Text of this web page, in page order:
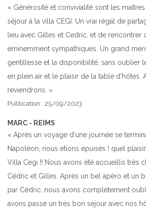
« Générosité et convivialité sont les
séjour à la villa CEGI. Un vrai régal de
lieu avec Gilles et Cedric, et de rencontrer
éminemment sympathiques. Un grand
gentillesse et la disponibilité, sans oublier
en plein air et le plaisir de la table d’hôtes.
reviendrons. »
Publication : 25/09/2023
MARC - REIMS
« Après un voyage d'une journée se
Napoléon, nous étions épuisés ! quel
Villa Cegi !! Nous avons été accueillis très
Cédric et Gilles. Après un bel apéro et un
par Cédric, nous avons complètement
avons passé un très bon séjour avec nos